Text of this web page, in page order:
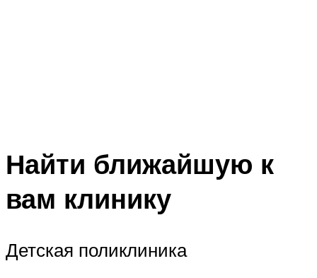
Найти ближайшую к
вам клинику
Детская поликлиника